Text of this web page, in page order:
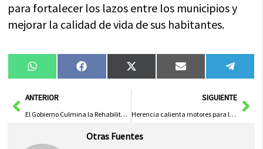
para fortalecer los lazos entre los municipios y
mejorar la calidad de vida de sus habitantes.
Compartir
en
WhatsAppCompartir
en
FacebookCompartir
en
X
(Twitter)
Compartir
en
Email
en
AntANTERIOR
El Gobierno Culmina la Rehabilitación del Edificio ‘El Nuncio’ en Toledo
SIGUIENTE
Herencia calienta motores para la IV edición de la Run Like Hero: deporte, inclusión y solidaridad por el Síndrome de Phelan-McDermid
Otras Fuentes